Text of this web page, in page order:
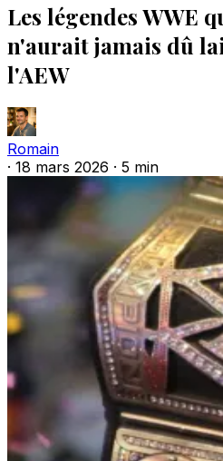
Les légendes WWE
n'aurait jamais dû
l'AEW
Romain
· 18 mars 2026 · 5 min